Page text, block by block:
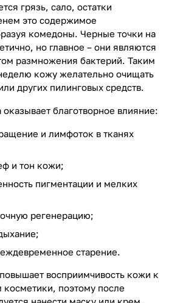
грязь, сало, остатки
это содержимое
комедоны. Черные точки на
но главное – они являются
размножения бактерий. Таким
кожу желательно очищать
других пилинговых средств.
благотворное влияние:
и лимфоток в тканях
и тон кожи;
пигментации и мелких
регенерацию;
старение.
восприимчивость кожи к
поэтому после